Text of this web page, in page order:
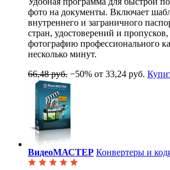
фото на документы. Включает
внутреннего и заграничного
стран, удостоверений и
фотографию профессионального
несколько минут.
66,48 руб. −50% от 33,24 руб.
ВидеоМАСТЕР Конвертеры и